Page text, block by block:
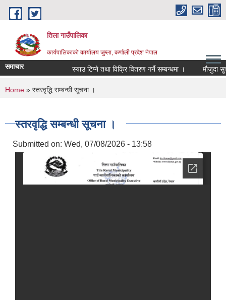
Skip to main content
तिला गाउँपालिका
कार्यपालिकाको कार्यालय जुम्ला, कर्णाली प्रदेश नेपाल
समाचार स्याउ टिप्ने तथा विक्रि वितरण गर्ने सम्बन्धमा । मौजुदा
You are here
Home » स्तरवृद्धि सम्बन्धी सूचना ।
स्तरवृद्धि सम्बन्धी सूचना ।
Submitted on: Wed, 07/08/2026 - 13:58